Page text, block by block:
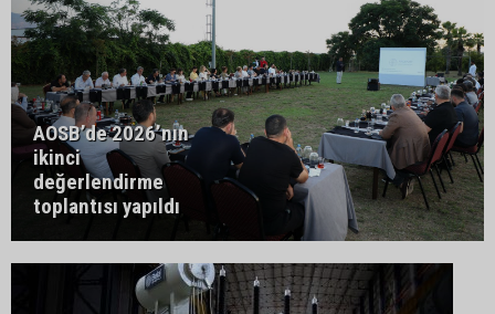
AOSB’de 2026’nın
ikinci
değerlendirme
toplantısı yapıldı